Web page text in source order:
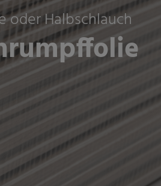
oder Halbschlauch